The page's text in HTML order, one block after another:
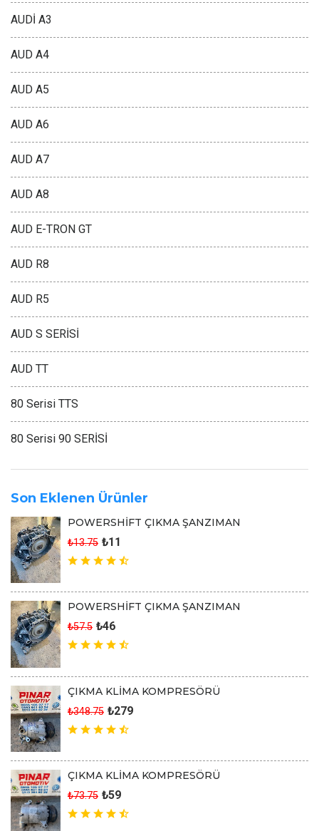
AUDİ A3
AUD A4
AUD A5
AUD A6
AUD A7
AUD A8
AUD E-TRON GT
AUD R8
AUD R5
AUD S SERİSİ
AUD TT
80 Serisi TTS
80 Serisi 90 SERİSİ
Son Eklenen Ürünler
POWERSHİFT ÇIKMA ŞANZIMAN
₺13.75 ₺11
POWERSHİFT ÇIKMA ŞANZIMAN
₺57.5 ₺46
ÇIKMA KLİMA KOMPRESÖRÜ
₺348.75 ₺279
ÇIKMA KLİMA KOMPRESÖRÜ
₺73.75 ₺59